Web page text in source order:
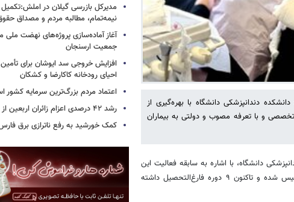
دندانپزشکی دانشگاه با بهره‌گیری از
و با تعرفه مصوب و دولتی به بیماران
دانشگاه، با اشاره به سابقه فعالیت این
دانشکده اظهار کرد: دانشکده دندانپزشکی دانشگاه در سال ۱۳۹۰ تأسیس شده و تاکنون ۹ دوره فارغ‌التحصیل داشته
مدیرکل بازرسی گیلان در املش:تکمیل
نیمه‌تمام، مطالبه مردم و مصداق
آغاز آماده‌سازی پروژه‌های نهضت
جمعیت ارسنجان
افزایش خروجی سد ایوشان برای
احیای رودخانه‌ کاکارضا و کشکان
اعتماد مردم بزرگ‌ترین سرمایه کشور
رشد ۴۲ درصدی اعزام زائران اربعین از استان سمنان
کمک خورشید به رفع ناترازی برق